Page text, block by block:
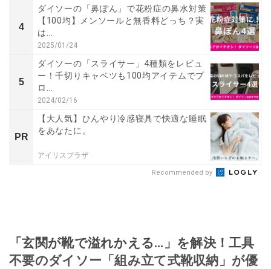
4
ダイソーの「鼻ぽん」で花粉症の鼻水対策
【100均】メンソールと無香料どっち？実
は...
2025/01/24
5
ダイソーの「スライサー」4種類をレビュ
ー！千切りキャベツも100均アイテムでプ
ロ...
2024/02/16
PR
【大人気】ひんやり冷感寝具で快適な睡眠
をあなたに。
アイリスプラザ
Recommended by
「玄関が靴で溢れかえる…」を解決！工具
不要のダイソー「組み立て式靴収納」が優